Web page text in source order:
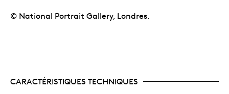
© National Portrait Gallery, Londres.
CARACTÉRISTIQUES TECHNIQUES